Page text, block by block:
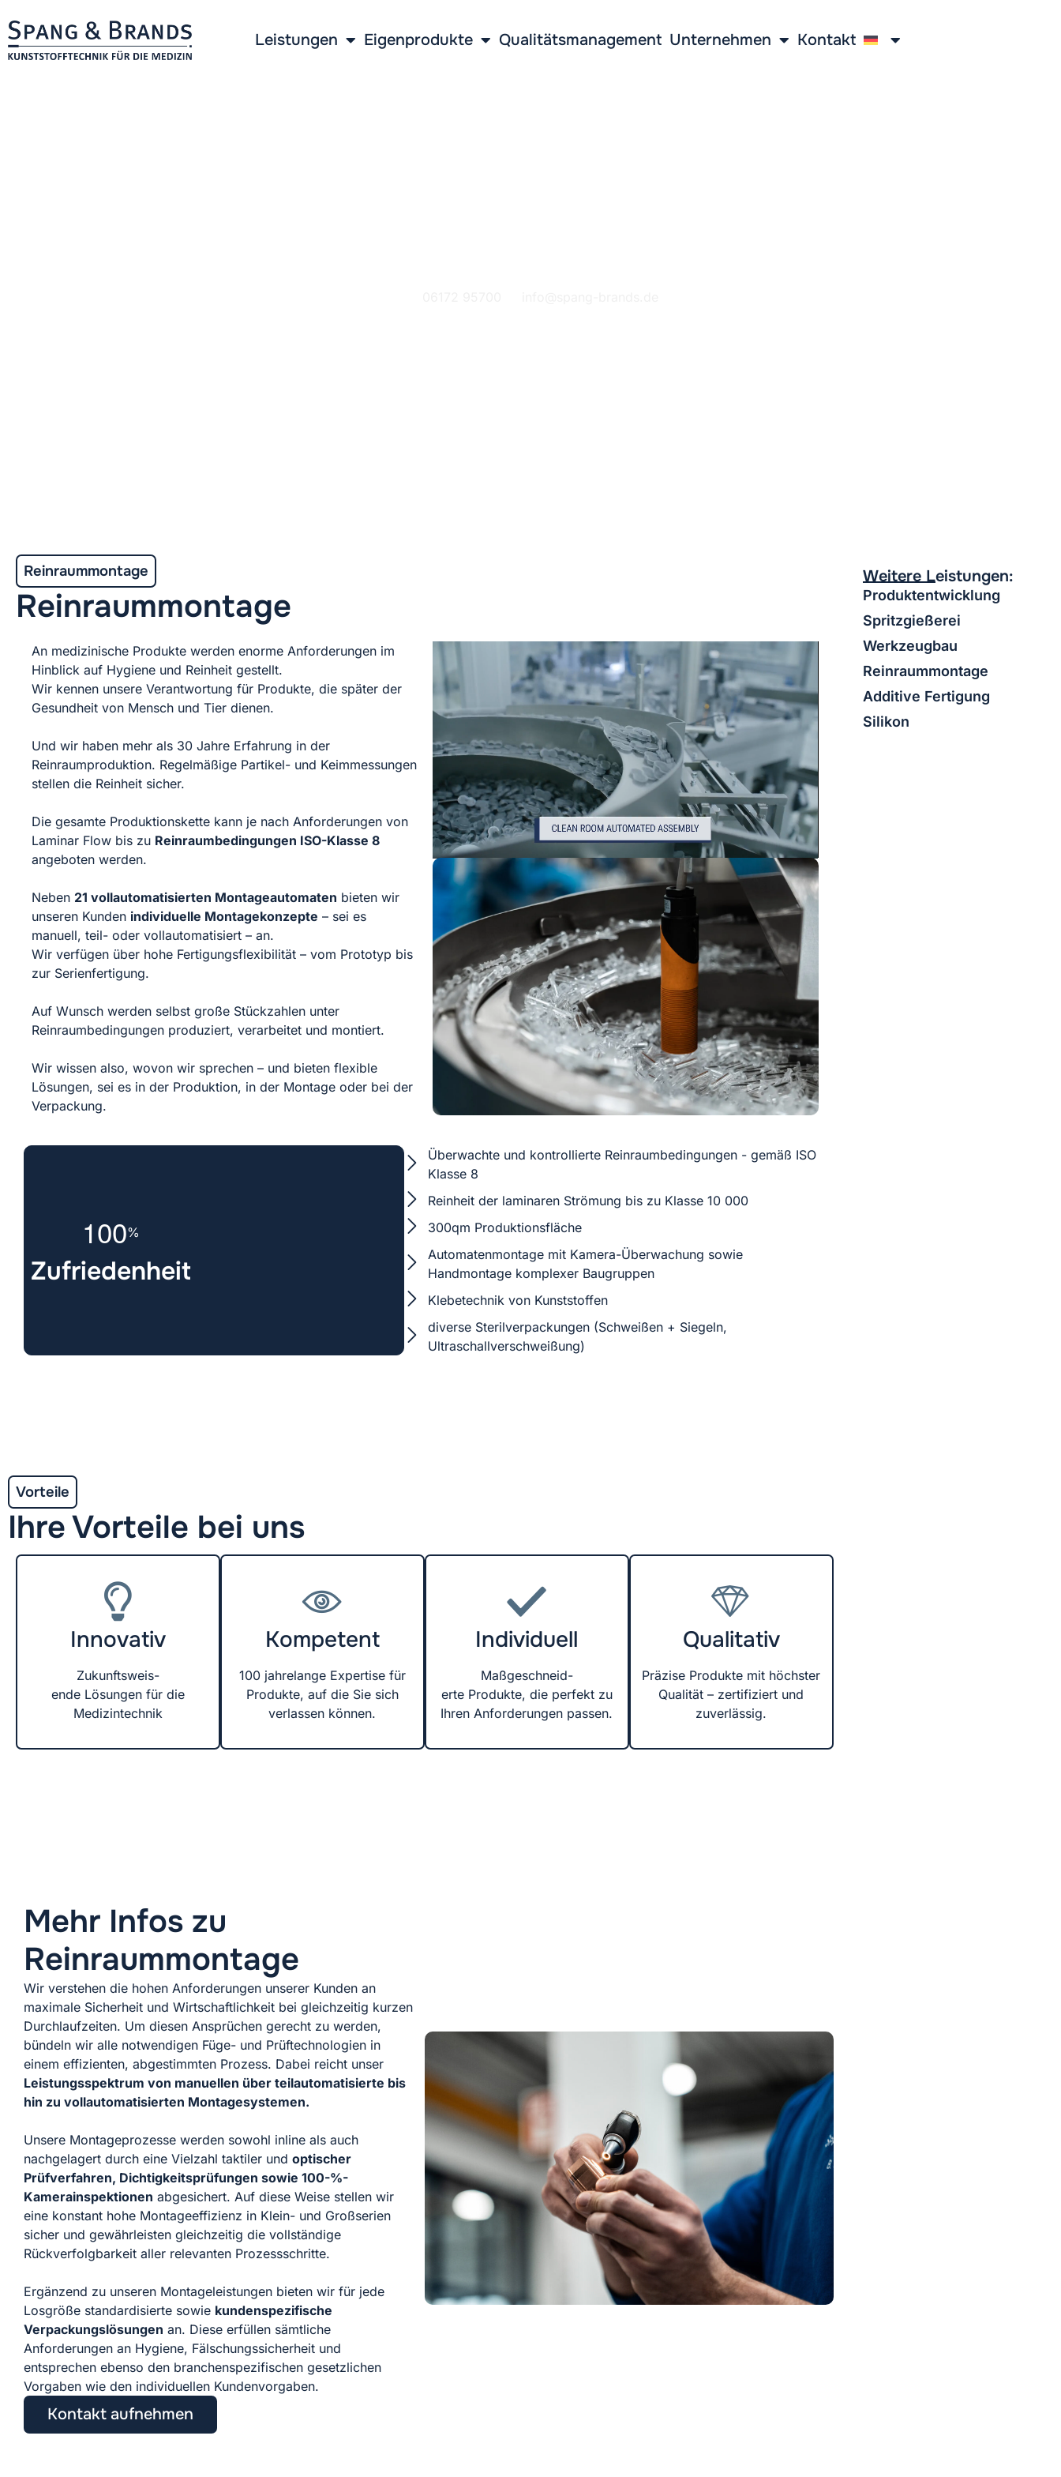
Leistungen Eigenprodukte Qualitätsmanagement Unternehmen Kontakt
Reinraummontage
Reinraummontage
An medizinische Produkte werden enorme Anforderungen im
Hinblick auf Hygiene und Reinheit gestellt.
Wir kennen unsere Verantwortung für Produkte, die später der
Gesundheit von Mensch und Tier dienen.
Und wir haben mehr als 30 Jahre Erfahrung in der
Reinraumproduktion. Regelmäßige Partikel- und Keimmessungen
stellen die Reinheit sicher.
Die gesamte Produktionskette kann je nach Anforderungen von
Laminar Flow bis zu Reinraumbedingungen ISO-Klasse 8
angeboten werden.
Neben 21 vollautomatisierten Montageautomaten bieten wir
unseren Kunden individuelle Montagekonzepte – sei es
manuell, teil- oder vollautomatisiert – an.
Wir verfügen über hohe Fertigungsflexibilität – vom Prototyp bis
zur Serienfertigung.
Auf Wunsch werden selbst große Stückzahlen unter
Reinraumbedingungen produziert, verarbeitet und montiert.
Wir wissen also, wovon wir sprechen – und bieten flexible
Lösungen, sei es in der Produktion, in der Montage oder bei der
Verpackung.
100%
Zufriedenheit
Überwachte und kontrollierte Reinraumbedingungen - gemäß ISO
Klasse 8
Reinheit der laminaren Strömung bis zu Klasse 10 000
300qm Produktionsfläche
Automatenmontage mit Kamera-Überwachung sowie
Handmontage komplexer Baugruppen
Klebetechnik von Kunststoffen
diverse Sterilverpackungen (Schweißen + Siegeln,
Ultraschallverschweißung)
Weitere Leistungen:
Produktentwicklung
Spritzgießerei
Werkzeugbau
Reinraummontage
Additive Fertigung
Silikon
Vorteile
Ihre Vorteile bei uns
Innovativ
Zukunftsweis-
ende Lösungen für die
Medizintechnik
Kompetent
100 jahrelange Expertise für
Produkte, auf die Sie sich
verlassen können.
Individuell
Maßgeschneid-
erte Produkte, die perfekt zu
Ihren Anforderungen passen.
Qualitativ
Präzise Produkte mit höchster
Qualität – zertifiziert und
zuverlässig.
Mehr Infos zu
Reinraummontage
Wir verstehen die hohen Anforderungen unserer Kunden an
maximale Sicherheit und Wirtschaftlichkeit bei gleichzeitig kurzen
Durchlaufzeiten. Um diesen Ansprüchen gerecht zu werden,
bündeln wir alle notwendigen Füge- und Prüftechnologien in
einem effizienten, abgestimmten Prozess. Dabei reicht unser
Leistungsspektrum von manuellen über teilautomatisierte bis
hin zu vollautomatisierten Montagesystemen.
Unsere Montageprozesse werden sowohl inline als auch
nachgelagert durch eine Vielzahl taktiler und optischer
Prüfverfahren, Dichtigkeitsprüfungen sowie 100-%-
Kamerainspektionen abgesichert. Auf diese Weise stellen wir
eine konstant hohe Montageeffizienz in Klein- und Großserien
sicher und gewährleisten gleichzeitig die vollständige
Rückverfolgbarkeit aller relevanten Prozessschritte.
Ergänzend zu unseren Montageleistungen bieten wir für jede
Losgröße standardisierte sowie kundenspezifische
Verpackungslösungen an. Diese erfüllen sämtliche
Anforderungen an Hygiene, Fälschungssicherheit und
entsprechen ebenso den branchenspezifischen gesetzlichen
Vorgaben wie den individuellen Kundenvorgaben.
Kontakt aufnehmen